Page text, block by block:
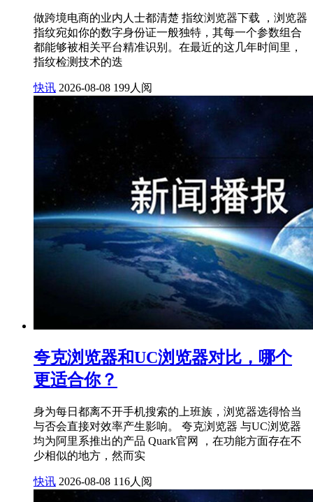
做跨境电商的业内人士都清楚 指纹浏览器下载 ，浏览器
指纹宛如你的数字身份证一般独特，其每一个参数组合
都能够被相关平台精准识别。在最近的这几年时间里，
指纹检测技术的迭
快讯 2026-08-08 199人阅
夸克浏览器和UC浏览器对比，哪个
更适合你？
身为每日都离不开手机搜索的上班族，浏览器选得恰当
与否会直接对效率产生影响。 夸克浏览器 与UC浏览器
均为阿里系推出的产品 Quark官网 ，在功能方面存在不
少相似的地方，然而实
快讯 2026-08-08 116人阅